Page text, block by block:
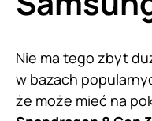
Nie ma tego zbyt
w bazach
że może mieć na